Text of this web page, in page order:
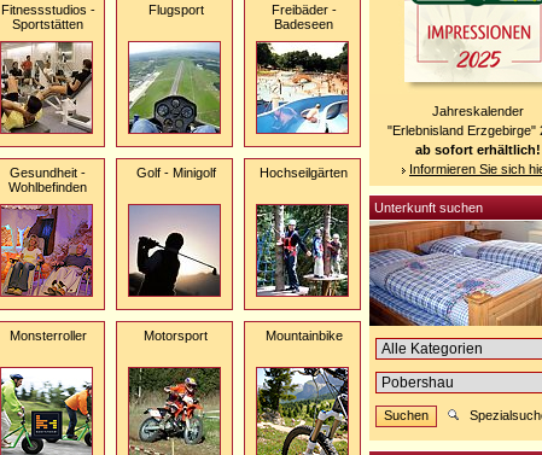
Fitnessstudios -
Sportstätten
Flugsport
Freibäder -
Badeseen
Gesundheit -
Wohlbefinden
Golf - Minigolf Hochseilgärten
Monsterroller Motorsport Mountainbike
Jahreskalender
"Erlebnisland Erzgebirge"
ab sofort erhältlich!
Informieren Sie sich
Unterkunft suchen